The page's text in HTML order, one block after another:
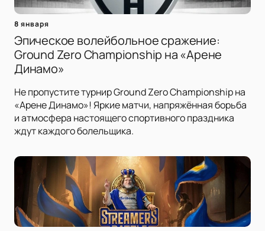
8 января
Эпическое волейбольное сражение:
Ground Zero Championship на «Арене
Динамо»
Не пропустите турнир Ground Zero Championship на
«Арене Динамо»! Яркие матчи, напряжённая борьба
и атмосфера настоящего спортивного праздника
ждут каждого болельщика.